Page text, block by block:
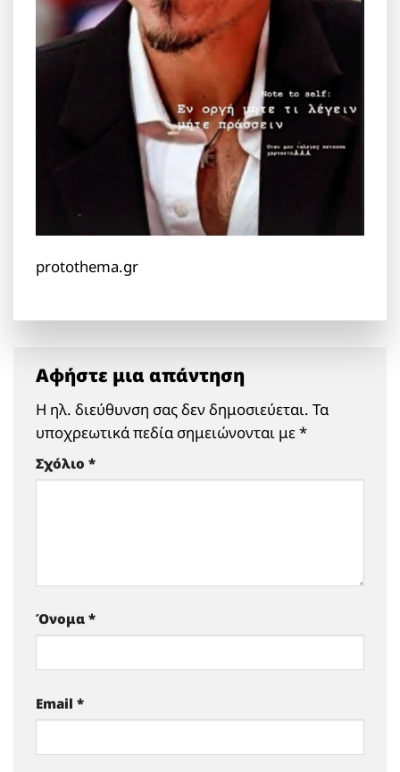
protothema.gr
Αφήστε μια απάντηση
Η ηλ. διεύθυνση σας δεν δημοσιεύεται. Τα
υποχρεωτικά πεδία σημειώνονται με*
Σχόλιο *
Όνομα *
Email *